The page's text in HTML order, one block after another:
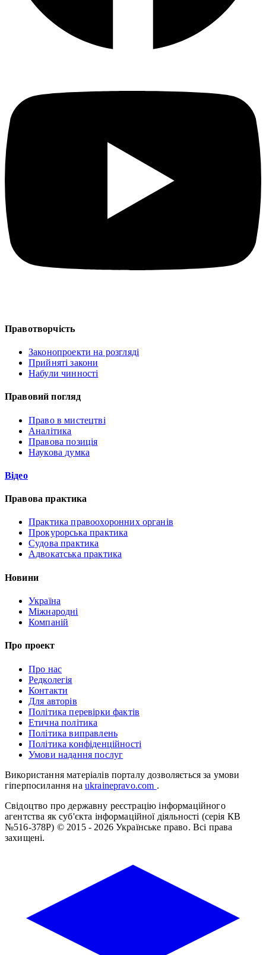
Правотворчість
Законопроекти на розгляді
Прийняті закони
Набули чинності
Правовий погляд
Право в мистецтві
Аналітика
Правова позиція
Наукова думка
Відео
Правова практика
Практика правоохоронних органів
Прокурорська практика
Судова практика
Адвокатська практика
Новини
Україна
Міжнародні
Компаній
Про проект
Про нас
Редколегія
Контакти
Для авторів
Політика перевірки фактів
Етична політика
Політика виправлень
Політика конфіденційності
Умови надання послуг
Використання матеріалів порталу дозволяється за умови
гіперпосилання на ukrainepravo.com .
Свідоцтво про державну реєстрацію інформаційного
агентства як суб'єкта інформаційної діяльності (серія КВ
№516-378Р) © 2015 - 2026 Українське право. Всі права
захищені.